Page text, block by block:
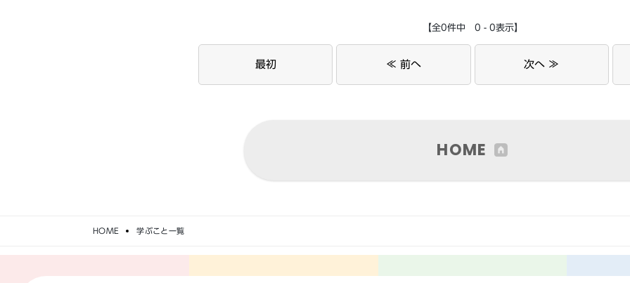
【全0件中 0 - 0表示】
最初 ≪ 前へ 次へ ≫
HOME
HOME 学ぶこと一覧